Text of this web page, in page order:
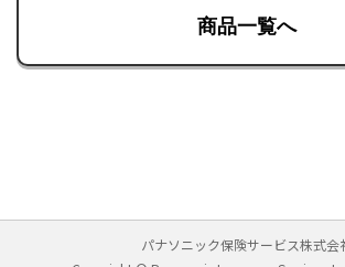
商品一覧へ
パナソニック保険サービス株式会